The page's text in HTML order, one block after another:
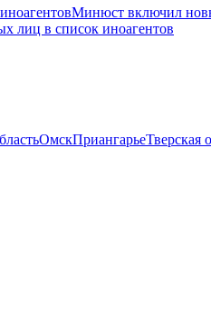
Минюст включил
лиц в список иноагентов
ОмскПриангарьеТверская